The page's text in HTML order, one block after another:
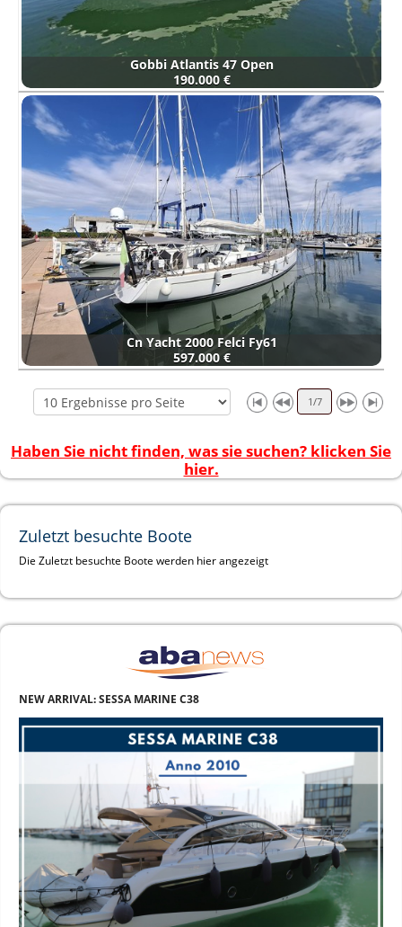
Gobbi Atlantis 47 Open
190.000 €
Cn Yacht 2000 Felci Fy61
597.000 €
Haben Sie nicht finden, was sie suchen? klicken Sie
hier.
Zuletzt besuchte Boote
Die Zuletzt besuchte Boote werden hier angezeigt
NEW ARRIVAL: SESSA MARINE C38